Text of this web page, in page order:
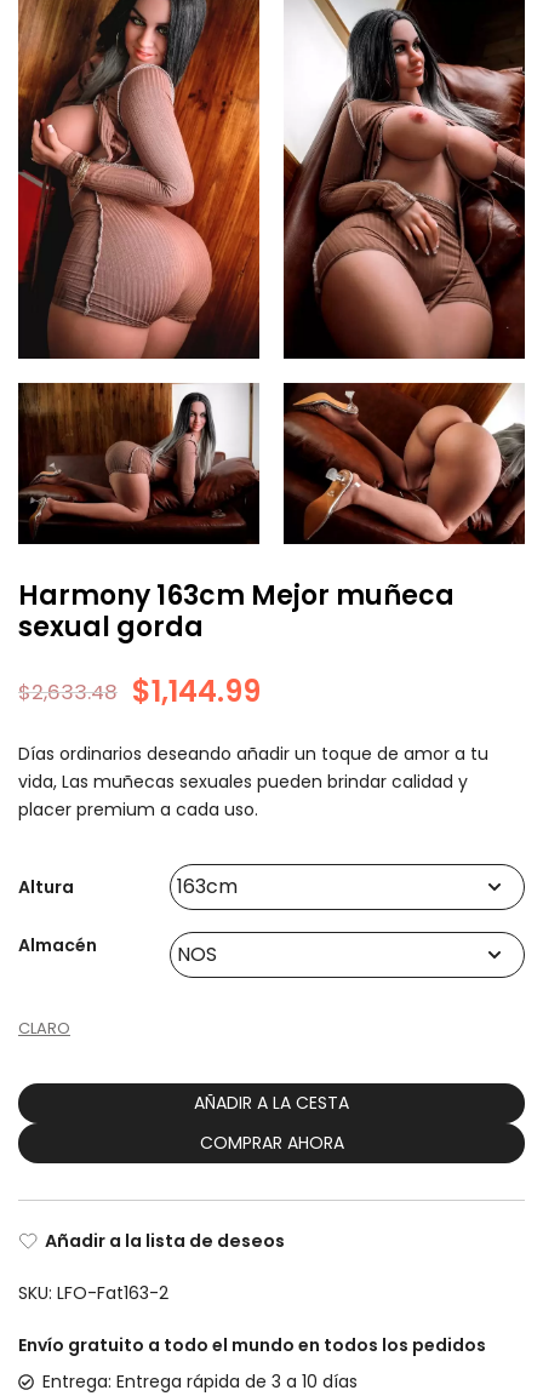
Harmony 163cm Mejor muñeca
sexual gorda
$2,633.48 $1,144.99
Días ordinarios deseando añadir un toque de amor a tu
vida, Las muñecas sexuales pueden brindar calidad y
placer premium a cada uso.
Altura
Almacén
CLARO
AÑADIR A LA CESTA
COMPRAR AHORA
Añadir a la lista de deseos
SKU: LFO-Fat163-2
Envío gratuito a todo el mundo en todos los pedidos
Entrega: Entrega rápida de 3 a 10 días